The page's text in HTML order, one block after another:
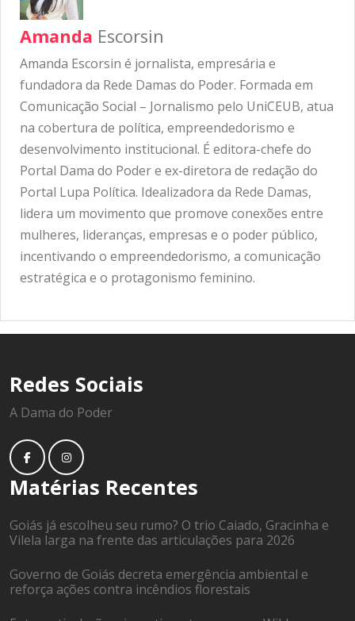
Amanda Escorsin
Amanda Escorsin é jornalista, empresária e
fundadora da Rede Damas do Poder. Formada em
Comunicação Social – Jornalismo pelo UniCEUB, atua
na cobertura de política, empreendedorismo e
desenvolvimento institucional. É editora-chefe do
Portal Dama do Poder e ex-diretora de redação do
Portal Lupa Política. Idealizadora da Rede Damas,
lidera um movimento que promove conexões entre
mulheres, lideranças, empresas e o poder público,
incentivando o empreendedorismo, a comunicação
estratégica e o protagonismo feminino.
Redes Sociais
A Dama do Poder
Matérias Recentes
Goiás já escolheu seu rumo? O trio Caiado, Gracinha e
Vilela larga na frente das articulações para 2026
Governo de Goiás decreta emergência ambiental e
reforça ações contra incêndios florestais